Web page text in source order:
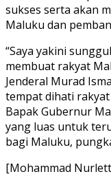
sukses serta akan
Maluku dan
“Saya yakini
membuat rakyat
Jenderal Murad
tempat dihati
Bapak Gubernur
yang luas untuk
bagi Maluku,
[Mohammad